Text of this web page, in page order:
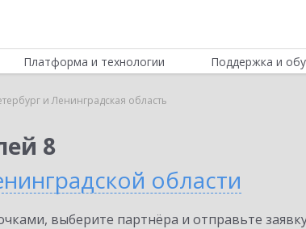
Платформа и технологии Поддержка и
и Ленинградская область
8
области
выберите партнёра и отправьте